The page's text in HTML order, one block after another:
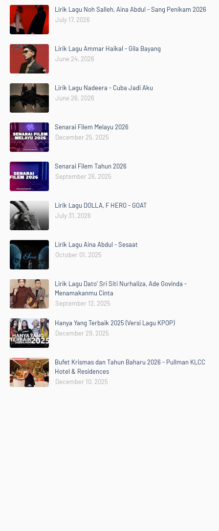
Lirik Lagu Noh Salleh, Aina Abdul - Sang Penikam 2026
July 17, 2026
Lirik Lagu Ammar Haikal - Gila Bayang
June 24, 2026
Lirik Lagu Nadeera - Cuba Jadi Aku
June 26, 2026
Senarai Filem Melayu 2026
December 25, 2025
Senarai Filem Tahun 2026
September 26, 2025
Lirik Lagu DOLLA, F HERO - GOAT
July 31, 2026
Lirik Lagu Aina Abdul - Sesaat
October 01, 2025
Lirik Lagu Dato' Sri Siti Nurhaliza, Ade Govinda -
Menamakanmu Cinta
September 12, 2025
Hanya Yang Terbaik 2025 (Versi Lagu KPOP)
December 29, 2025
Bufet Krismas dan Tahun Baharu 2026 - Pullman KLCC
Hotel & Residences
December 10, 2025